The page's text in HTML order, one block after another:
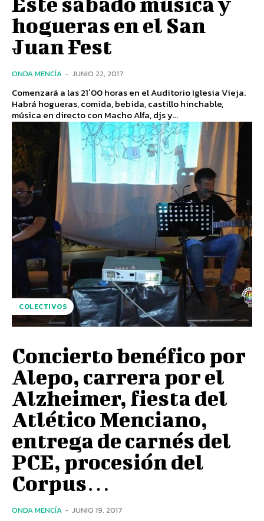
hogueras en el San
Juan Fest
ONDA MENCÍA - JUNIO 22, 2017
Comenzará a las 21´00 horas en el Auditorio Iglesia Vieja.
Habrá hogueras, comida, bebida, castillo hinchable,
música en directo con Macho Alfa, djs y...
COLECTIVOS
Concierto benéfico por
Alepo, carrera por el
Alzheimer, fiesta del
Atlético Menciano,
entrega de carnés del
PCE, procesión del
Corpus…
ONDA MENCÍA - JUNIO 19, 2017